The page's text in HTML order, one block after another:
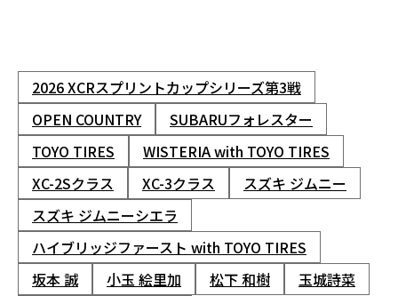
2026 XCRスプリントカップシリーズ第3戦
OPEN COUNTRY
SUBARUフォレスター
TOYO TIRES
WISTERIA with TOYO TIRES
XC-2Sクラス
XC-3クラス
スズキ ジムニー
スズキ ジムニーシエラ
ハイブリッジファースト with TOYO TIRES
坂本 誠
小玉 絵里加 松下 和樹
玉城詩菜